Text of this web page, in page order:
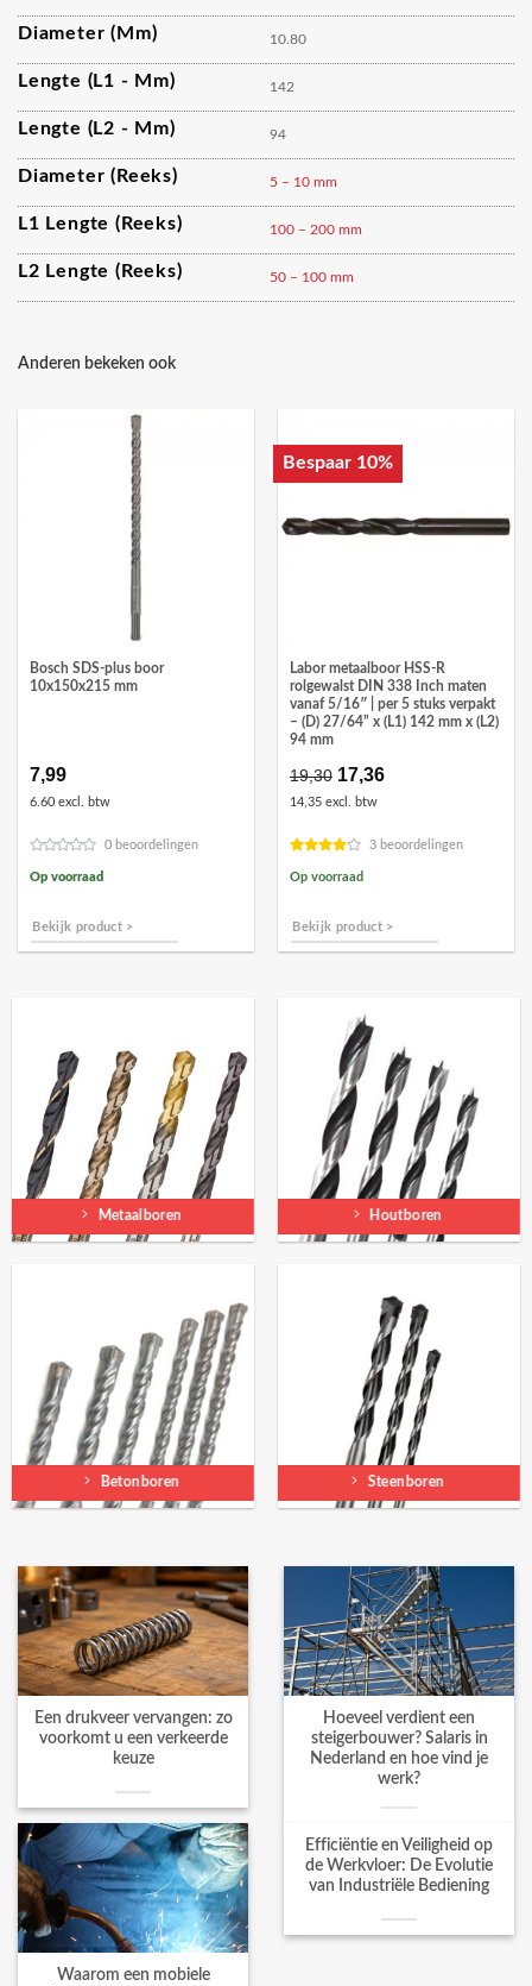
Diameter (mm) 10.80
Lengte (L1 - Mm) 142
Lengte (L2 - Mm) 94
Diameter (reeks) 5 – 10 mm
L1 Lengte (reeks) 100 – 200 mm
L2 Lengte (reeks) 50 – 100 mm
Anderen bekeken ook
Bosch SDS-plus boor
10x150x215 mm
7,99
6.60 excl. btw
0 beoordelingen
Op voorraad
Bekijk product >
Bespaar 10%
Labor metaalboor HSS-R
rolgewalst DIN 338 Inch maten
vanaf 5/16″ | per 5 stuks verpakt
– (D) 27/64” x (L1) 142 mm x (L2)
94 mm
19,30 Oorspronkelijke
prijs
was:
17,36Huidige
14,35 excl. btw
3 beoordelingen
Op voorraad
Bekijk product >
Metaalboren Houtboren
Betonboren Steenboren
Een drukveer vervangen: zo
voorkomt u een verkeerde
keuze
Hoeveel verdient een
steigerbouwer? Salaris in
Nederland en hoe vind je
werk?
Waarom een mobiele
Efficiëntie en Veiligheid op
de Werkvloer: De Evolutie
van Industriële Bediening